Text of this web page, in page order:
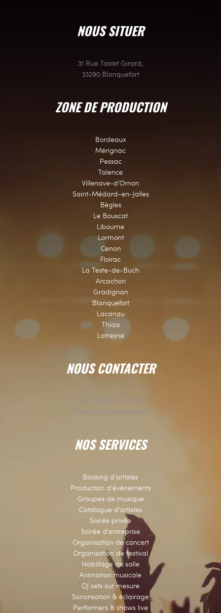
NOUS SITUER
31 Rue Tastet Girard,
33290 Blanquefort
ZONE DE PRODUCTION
Bordeaux
Mérignac
Pessac
Talence
Villenave-d’Ornon
Saint-Médard-en-Jalles
Bègles
Le Bouscat
Libourne
Lormont
Cenon
Floirac
La Teste-de-Buch
Arcachon
Gradignan
Blanquefort
Lacanau
Thiais
Latresne
NOUS CONTACTER
Tél. : 06 32 00 69 28
booking@prodkast.com
NOS SERVICES
Booking d'artistes
Production d'événements
Groupes de musique
Catalogue d'artistes
Soirée privée
Soirée d'entreprise
Organisation de concert
Organisation de festival
Habillage de salle
Animation musicale
DJ sets sur mesure
Sonorisation & éclairage
Performers & shows live